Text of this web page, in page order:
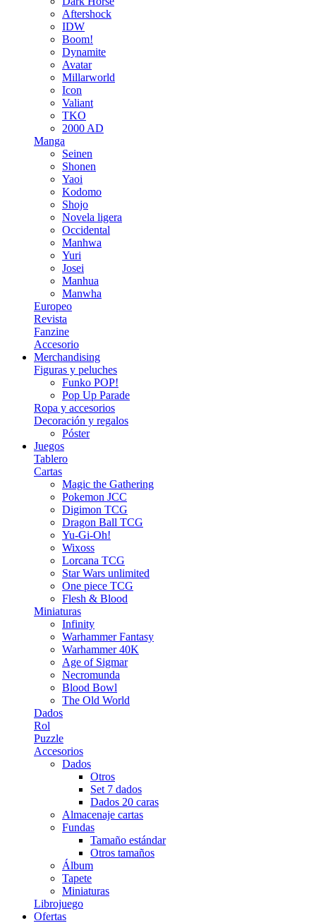
Aftershock
IDW
Boom!
Dynamite
Avatar
Millarworld
Icon
Valiant
TKO
2000 AD
Manga
Seinen
Shonen
Yaoi
Kodomo
Shojo
Novela ligera
Occidental
Manhwa
Yuri
Josei
Manhua
Manwha
Europeo
Revista
Fanzine
Accesorio
Merchandising
Figuras y peluches
Funko POP!
Pop Up Parade
Ropa y accesorios
Decoración y regalos
Póster
Juegos
Tablero
Cartas
Magic the Gathering
Pokemon JCC
Digimon TCG
Dragon Ball TCG
Yu-Gi-Oh!
Wixoss
Lorcana TCG
Star Wars unlimited
One piece TCG
Flesh & Blood
Miniaturas
Infinity
Warhammer Fantasy
Warhammer 40K
Age of Sigmar
Necromunda
Blood Bowl
The Old World
Dados
Rol
Puzzle
Accesorios
Dados
Otros
Set 7 dados
Dados 20 caras
Almacenaje cartas
Fundas
Tamaño estándar
Otros tamaños
Álbum
Tapete
Miniaturas
Librojuego
Ofertas